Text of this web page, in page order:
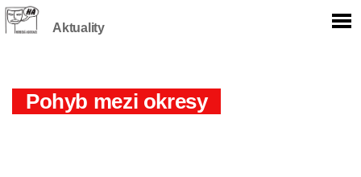
Aktuality
Pohyb mezi okresy